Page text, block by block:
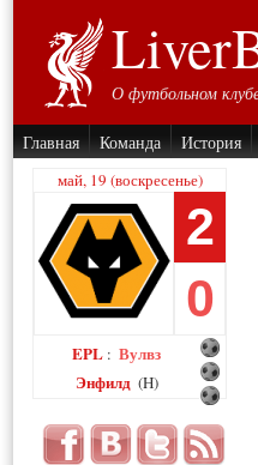
О футбольном
Главная Команда История
май, 19 (воскресенье)
2
0
EPL : Вулвз
Энфилд (H)